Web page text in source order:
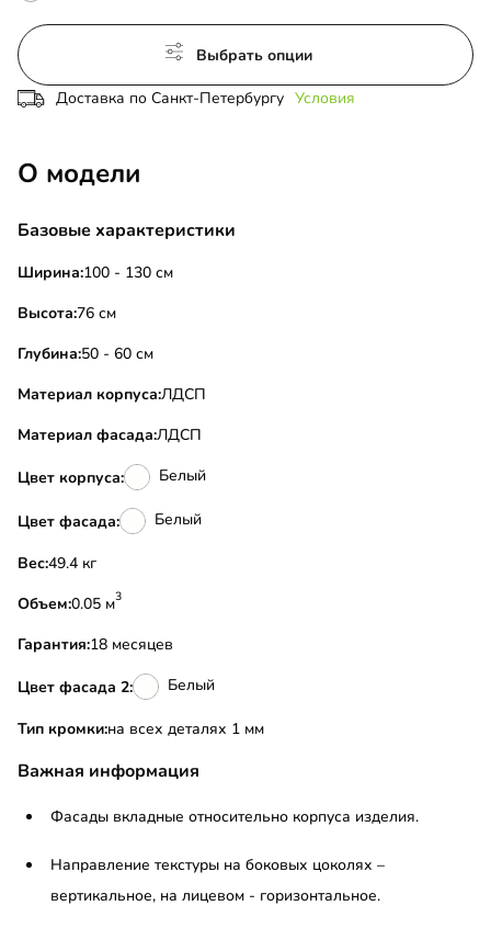
Выбрать опции
Доставка по Санкт-Петербургу Условия
О модели
Базовые характеристики
Ширина:100 - 130 см
Высота:76 см
Глубина:50 - 60 см
Материал корпуса:ЛДСП
Материал фасада:ЛДСП
Цвет корпуса: Белый
Цвет фасада: Белый
Вес:
49.4 кг
Объем:
0.05 м3
Гарантия:18 месяцев
Цвет фасада 2: Белый
Тип кромки:на всех деталях 1 мм
Важная информация
Фасады вкладные относительно корпуса изделия.
Направление текстуры на боковых цоколях –
вертикальное, на лицевом - горизонтальное.